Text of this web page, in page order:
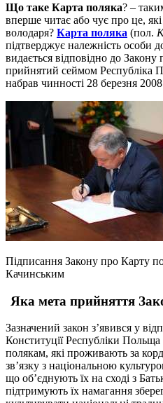
Що таке Карта поляка? –
вперше читає або чує про це, які
володаря? Карта поляка (пол.
підтверджує належність особи
видається відповідно до
прийнятий сеймом Республіка
набрав чинності 28 березня
Підписання Закону про Карту
Качинським
Яка мета прийняття
Зазначений закон з’явився у
Конституції Республіки
полякам, які проживають за
зв’язку з національною
що об’єднують їх на сході з
підтримують їх намагання